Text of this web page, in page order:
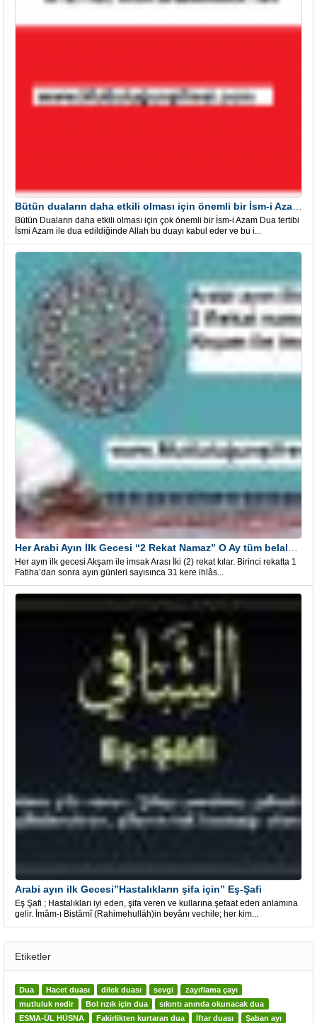
Bütün Duaların daha etkili olması için çok önemli bir İsm-i Azam Dua tertibi
İsmi Azam ile dua edildiğinde Allah bu duayı kabul eder ve bu i...
Her ayın ilk gecesi Akşam ile imsak Arası İki (2) rekat kılar. Birinci rekatta 1
Fatiha’dan sonra ayın günleri sayısınca 31 kere ihlâs...
Arabi ayın ilk Gecesi”Hastalıkların şifa için” Eş-Şafi
Eş Şafi ; Hastalıkları iyi eden, şifa veren ve kullarına şefaat eden anlamına
gelir. İmâm-ı Bistâmî (Rahimehulláh)in beyânı vechile; her kim...
Etiketler
Dua Hacet duası dilek duası sevgi
zayıflama çayı
mutluluk nedir
Bol rızık için dua
sıkıntı anında okunacak dua
ESMA-ÜL HÜSNA
Fakirlikten kurtaran dua İftar duası Şaban ayı